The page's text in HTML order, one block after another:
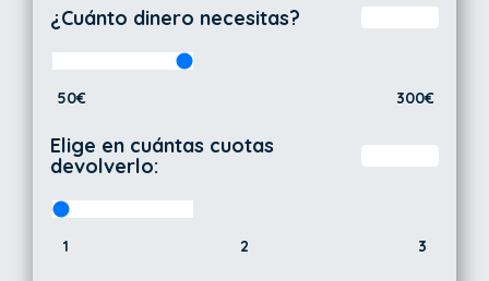
¿Cuánto dinero necesitas?
50€ 300€
Elige en cuántas cuotas
devolverlo:
1 2 3